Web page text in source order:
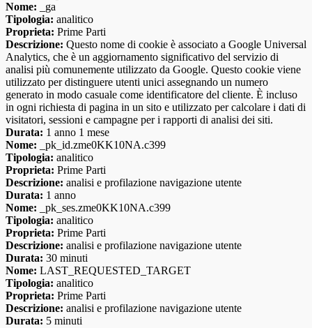
Nome: _ga
Tipologia: analitico
Proprieta: Prime Parti
Descrizione: Questo nome di cookie è associato a Google Universal
Analytics, che è un aggiornamento significativo del servizio di
analisi più comunemente utilizzato da Google. Questo cookie viene
utilizzato per distinguere utenti unici assegnando un numero
generato in modo casuale come identificatore del cliente. È incluso
in ogni richiesta di pagina in un sito e utilizzato per calcolare i dati di
visitatori, sessioni e campagne per i rapporti di analisi dei siti.
Durata: 1 anno 1 mese
Nome: _pk_id.zme0KK10NA.c399
Tipologia: analitico
Proprieta: Prime Parti
Descrizione: analisi e profilazione navigazione utente
Durata: 1 anno
Nome: _pk_ses.zme0KK10NA.c399
Tipologia: analitico
Proprieta: Prime Parti
Descrizione: analisi e profilazione navigazione utente
Durata: 30 minuti
Nome: LAST_REQUESTED_TARGET
Tipologia: analitico
Proprieta: Prime Parti
Descrizione: analisi e profilazione navigazione utente
Durata: 5 minuti